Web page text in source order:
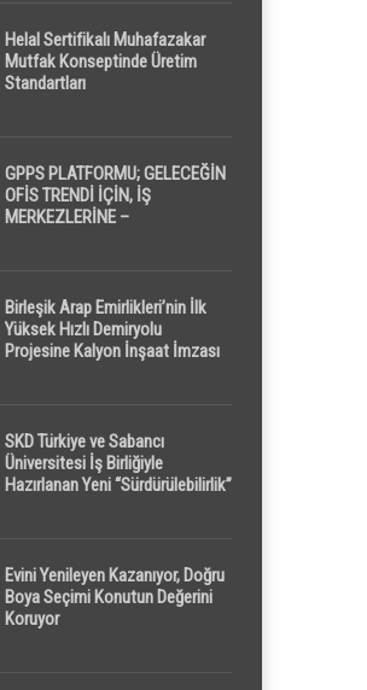
Helal Sertifikalı Muhafazakar
Mutfak Konseptinde Üretim
Standartları
GPPS PLATFORMU; GELECEĞİN
OFİS TRENDİ İÇİN, İŞ
MERKEZLERİNE –
Birleşik Arap Emirlikleri’nin İlk
Yüksek Hızlı Demiryolu
Projesine Kalyon İnşaat İmzası
SKD Türkiye ve Sabancı
Üniversitesi İş Birliğiyle
Hazırlanan Yeni “Sürdürülebilirlik”
Evini Yenileyen Kazanıyor, Doğru
Boya Seçimi Konutun Değerini
Koruyor